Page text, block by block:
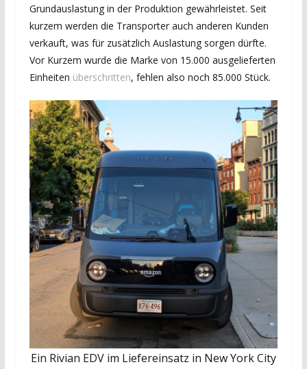
Grundauslastung in der Produktion gewährleistet. Seit
kurzem werden die Transporter auch anderen Kunden
verkauft, was für zusätzlich Auslastung sorgen dürfte.
Vor Kurzem wurde die Marke von 15.000 ausgelieferten
Einheiten überschritten, fehlen also noch 85.000 Stück.
Ein Rivian EDV im Liefereinsatz in New York City